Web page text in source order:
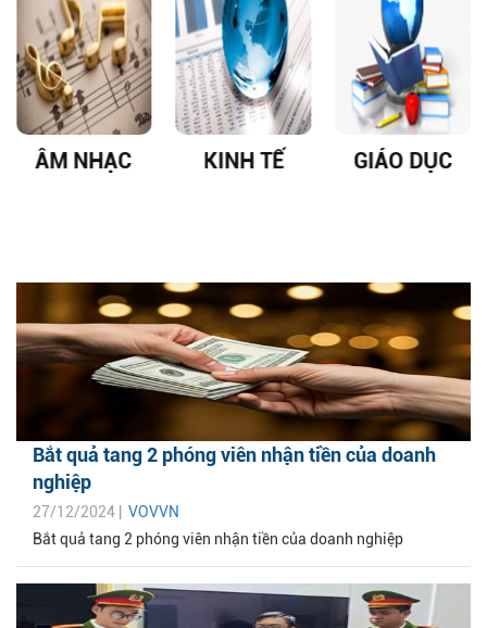
ÂM NHẠC KINH TẾ GIÁO DỤC
Bắt quả tang 2 phóng viên nhận tiền của doanh
nghiệp
27/12/2024 | VOVVN
Bắt quả tang 2 phóng viên nhận tiền của doanh nghiệp